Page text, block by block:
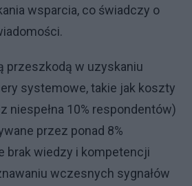
wsparcia, co świadczy o
przeszkodą w uzyskaniu
systemowe, takie jak koszty
niespełna 10% respondentów)
przez ponad 8%
brak wiedzy i kompetencji
wczesnych sygnałów